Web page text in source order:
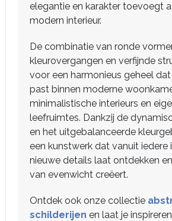
elegantie en karakter toevoegt
modern interieur.
De combinatie van ronde
kleurovergangen en verfijnde
voor een harmonieus geheel
past binnen moderne
minimalistische interieurs en
leefruimtes. Dankzij de
en het uitgebalanceerde
een kunstwerk dat vanuit iedere
nieuwe details laat ontdekken
van evenwicht creëert.
Ontdek ook onze collectie
schilderijen en laat je